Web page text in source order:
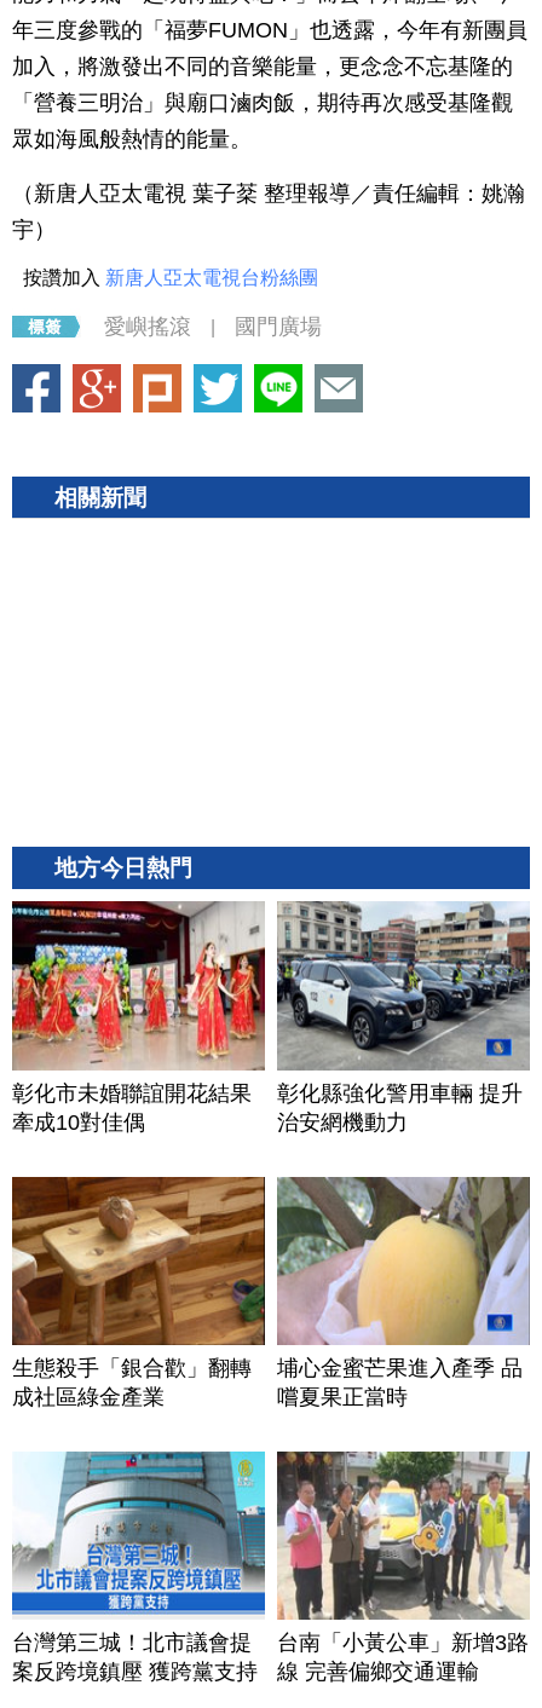
年三度參戰的「福夢FUMON」也透露，今年有新團員
加入，將激發出不同的音樂能量，更念念不忘基隆的
「營養三明治」與廟口滷肉飯，期待再次感受基隆觀
眾如海風般熱情的能量。
（新唐人亞太電視 葉子棻 整理報導／責任編輯：姚瀚
宇）
按讚加入 新唐人亞太電視台粉絲團
愛嶼搖滾 國門廣場
相關新聞
地方今日熱門
彰化市未婚聯誼開花結果
牽成10對佳偶
彰化縣強化警用車輛 提升
治安網機動力
生態殺手「銀合歡」翻轉
成社區綠金產業
埔心金蜜芒果進入產季 品
嚐夏果正當時
台灣第三城！北市議會提
案反跨境鎮壓 獲跨黨支持
台南「小黃公車」新增3路
線 完善偏鄉交通運輸